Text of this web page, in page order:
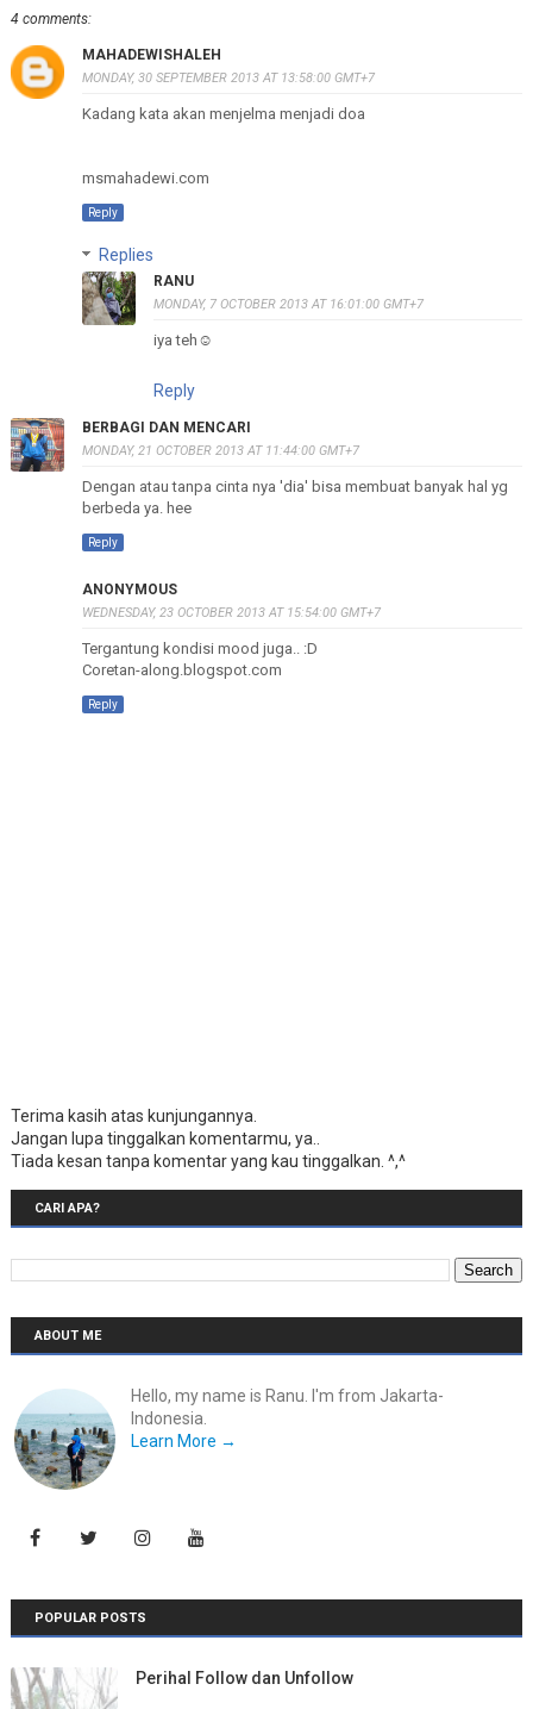
4 comments:
MAHADEWISHALEH
MONDAY, 30 SEPTEMBER 2013 AT 13:58:00 GMT+7
Kadang kata akan menjelma menjadi doa
msmahadewi.com
Reply
Replies
RANU
MONDAY, 7 OCTOBER 2013 AT 16:01:00 GMT+7
iya teh☺
Reply
BERBAGI DAN MENCARI
MONDAY, 21 OCTOBER 2013 AT 11:44:00 GMT+7
Dengan atau tanpa cinta nya 'dia' bisa membuat banyak hal yg
berbeda ya. hee
Reply
ANONYMOUS
WEDNESDAY, 23 OCTOBER 2013 AT 15:54:00 GMT+7
Tergantung kondisi mood juga.. :D
Coretan-along.blogspot.com
Reply
Terima kasih atas kunjungannya.
Jangan lupa tinggalkan komentarmu, ya..
Tiada kesan tanpa komentar yang kau tinggalkan. ^,^
CARI APA?
ABOUT ME
Hello, my name is Ranu. I'm from Jakarta-
Indonesia.
Learn More →
POPULAR POSTS
Perihal Follow dan Unfollow